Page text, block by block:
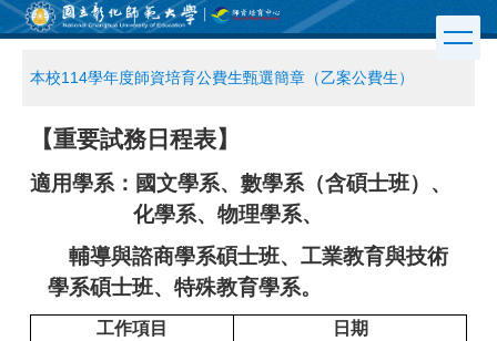
跳
到
本校114學年度師資培育公費生甄選簡章（乙案公費生）
【重要試務日程表】
適用學系：國文學系、數學系（含碩士班）、
化學系、物理學系、
輔導與諮商學系碩士班、工業教育與技術
學系碩士班、特殊教育學系。
工作項目 日期